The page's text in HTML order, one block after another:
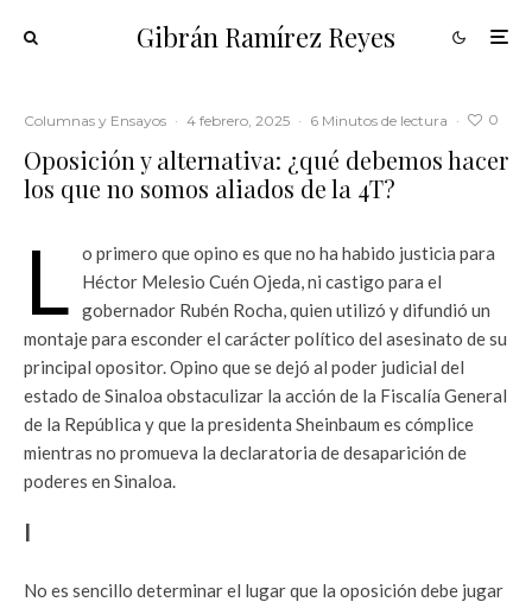
Gibrán Ramírez Reyes
Columnas y Ensayos · 4 febrero, 2025 · 6 Minutos de lectura · 0
Oposición y alternativa: ¿qué debemos hacer
los que no somos aliados de la 4T?
L
o primero que opino es que no ha habido justicia para
Héctor Melesio Cuén Ojeda, ni castigo para el
gobernador Rubén Rocha, quien utilizó y difundió un
montaje para esconder el carácter político del asesinato de su
principal opositor. Opino que se dejó al poder judicial del
estado de Sinaloa obstaculizar la acción de la Fiscalía General
de la República y que la presidenta Sheinbaum es cómplice
mientras no promueva la declaratoria de desaparición de
poderes en Sinaloa.
I
No es sencillo determinar el lugar que la oposición debe jugar